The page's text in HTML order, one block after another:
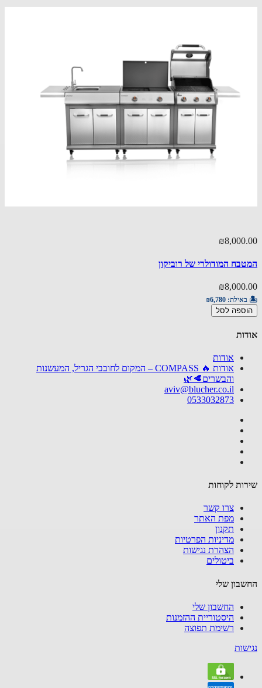
המודולרי של רוביקון
₪6,780
לסל
אודות
אודות 🔥 COMPASS – המקום לחובבי הגריל, המעשנות
והבשרים🥩🌿
aviv@blucher.co.il
0533032873
לקוחות
צרו קשר
מפת האתר
תקנון
מדיניות הפרטיות
הצהרת נגישות
ביטולים
שלי
החשבון שלי
היסטוריית ההזמנות
רשימת תפוצה